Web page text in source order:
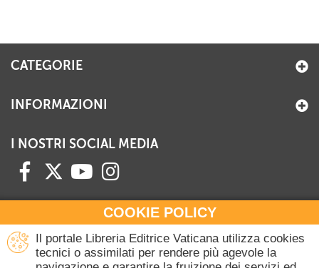
COOKIE POLICY
Il portale Libreria Editrice Vaticana utilizza cookies
tecnici o assimilati per rendere più agevole la
CATEGORIE
INFORMAZIONI
I NOSTRI SOCIAL MEDIA
HAI BISOGNO DI INFORMAZIONI?
Contattaci all'Ufficio Commerciale